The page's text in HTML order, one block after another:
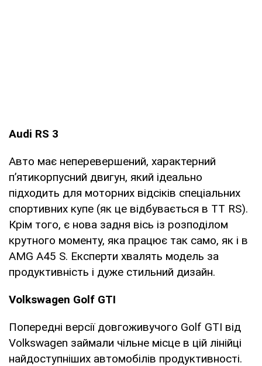
Audi RS 3
Авто має неперевершений, характерний
п’ятикорпусний двигун, який ідеально
підходить для моторних відсіків спеціальних
спортивних купе (як це відбувається в TT RS).
Крім того, є нова задня вісь із розподілом
крутного моменту, яка працює так само, як і в
AMG A45 S. Експерти хвалять модель за
продуктивність і дуже стильний дизайн.
Volkswagen Golf GTI
Попередні версії довгоживучого Golf GTI від
Volkswagen займали чільне місце в цій лінійці
найдоступніших автомобілів продуктивності.